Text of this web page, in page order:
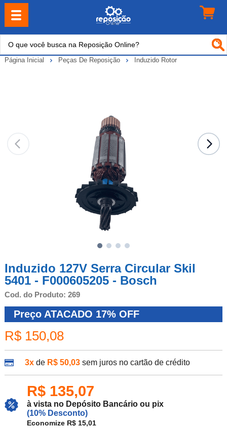
Página Inicial Peças De Reposição Induzido Rotor
Induzido 127V Serra Circular Skil
5401 - F000605205 - Bosch
Cod. do Produto: 269
Preço ATACADO 17% OFF
R$ 150,08
3xde R$ 50,03 sem juros no cartão de crédito
R$ 135,07
à vista no Depósito Bancário ou pix
(10% Desconto)
Economize R$ 15,01